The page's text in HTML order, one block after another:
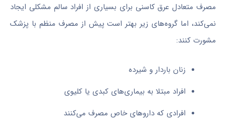
مصرف متعادل عرق کاسنی برای بسیاری از افراد سالم مشکلی ایجاد
نمی‌کند، اما گروه‌های زیر بهتر است پیش از مصرف منظم با پزشک
مشورت کنند:
زنان باردار و شیرده
افراد مبتلا به بیماری‌های کبدی یا کلیوی
افرادی که داروهای خاص مصرف می‌کنند